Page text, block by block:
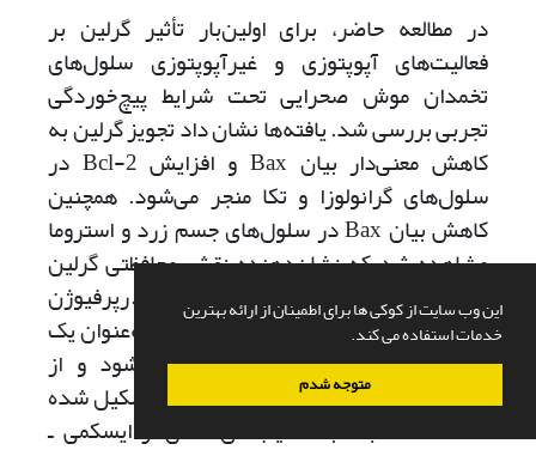
این وب سایت از کوکی ها برای اطمینان از ارائه بهترین
خدمات استفاده می کند.
متوجه شدم
در مطالعه حاضر، برای اولین‌بار تأثیر گرلین بر
فعالیت‌های آپوپتوزی و غیرآپوپتوزی سلول‌های
تخمدان موش صحرایی تحت شرایط پیچ‌خوردگی
تجربی بررسی شد. یافته‌ها نشان داد تجویز گرلین به
کاهش معنی‌دار بیان Bax و افزایش Bcl-2 در
سلول‌های گرانولوزا و تکا منجر می‌شود. همچنین
کاهش بیان Bax در سلول‌های جسم زرد و استروما
مشاهده شد که نشان‌دهنده نقش محافظتی گرلین
در کاهش التهاب و نکروز ناشی از ایسکمی ـ رپرفیوژن
در تخمدان است. هرچند استروما عمدتاً به‌عنوان یک
بافت حمایتی در تخمدان شناخته می‌شود و از
سلول‌های فیبروبلاست، عروقی و ایمنی تشکیل شده
است، اما نسبت به آسیب‌های ناشی از ایسکمی ـ